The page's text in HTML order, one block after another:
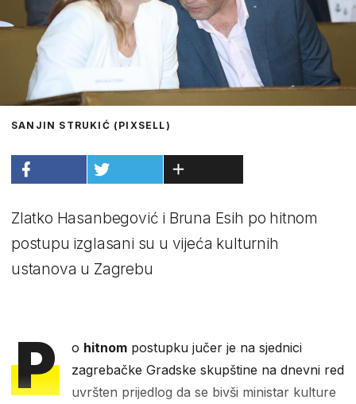
SANJIN STRUKIĆ (PIXSELL)
Zlatko Hasanbegović i Bruna Esih po hitnom
postupu izglasani su u vijeća kulturnih
ustanova u Zagrebu
P o hitnom postupku jučer je na sjednici
zagrebačke Gradske skupštine na dnevni red
uvršten prijedlog da se bivši ministar kulture